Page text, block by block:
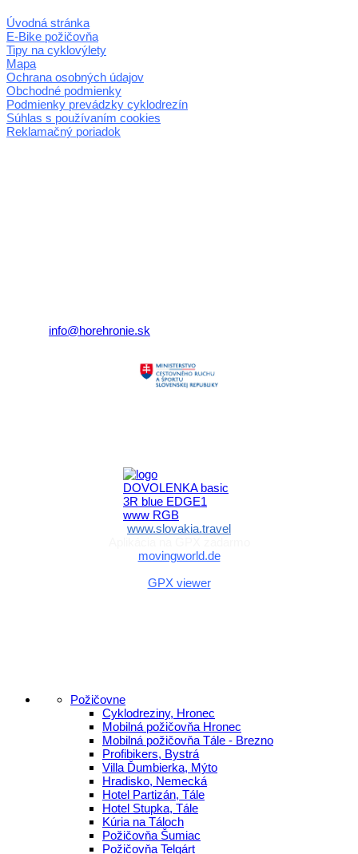
Úvodná stránka
E-Bike požičovňa
Tipy na cyklovýlety
Mapa
Ochrana osobných údajov
Obchodné podmienky
Podmienky prevádzky cyklodrezín
Súhlas s používaním cookies
Reklamačný poriadok
info@horehronie.sk
www.slovakia.travel
movingworld.de
GPX viewer
Požičovne
Cyklodreziny, Hronec
Mobilná požičovňa Hronec
Mobilná požičovňa Tále - Brezno
Profibikers, Bystrá
Villa Ďumbierka, Mýto
Hradisko, Nemecká
Hotel Partizán, Tále
Hotel Stupka, Tále
Kúria na Táloch
Požičovňa Šumiac
Požičovňa Telgárt